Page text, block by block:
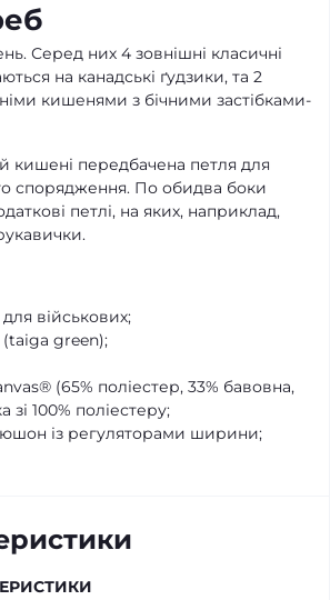
Серед них 4 зовнішні класичні
на канадські ґудзики, та 2
кишенями з бічними застібками-
кишені передбачена петля для
спорядження. По обидва боки
петлі, на яких, наприклад,
військових;
(taiga green);
(65% поліестер, 33% бавовна,
зі 100% поліестеру;
із регуляторами ширини;